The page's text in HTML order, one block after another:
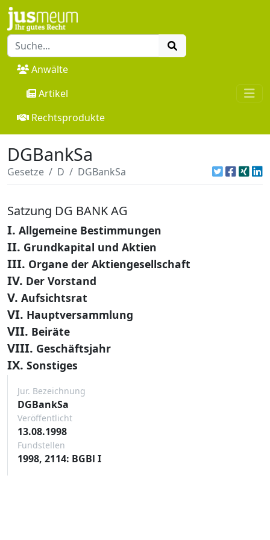
Anwälte
Artikel
Rechtsprodukte
DGBankSa
Gesetze D DGBankSa
Satzung DG BANK AG
I. Allgemeine Bestimmungen
II. Grundkapital und Aktien
III. Organe der Aktiengesellschaft
IV. Der Vorstand
V. Aufsichtsrat
VI. Hauptversammlung
VII. Beiräte
VIII. Geschäftsjahr
IX. Sonstiges
Jur. Bezeichnung
DGBankSa
Veröffentlicht
13.08.1998
Fundstellen
1998, 2114: BGBl I